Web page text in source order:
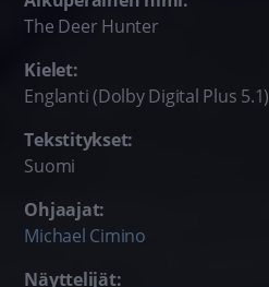
The Deer Hunter
Kielet:
Englanti (Dolby Digital Plus 5.1)
Tekstitykset:
Suomi
Ohjaajat:
Michael Cimino
Näyttelijät: